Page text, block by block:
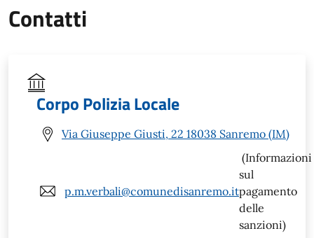
Contatti
Corpo Polizia Locale
Via Giuseppe Giusti, 22 18038 Sanremo (IM)
p.m.verbali@comunedisanremo.it
(Informazioni
sul
pagamento
delle
sanzioni)